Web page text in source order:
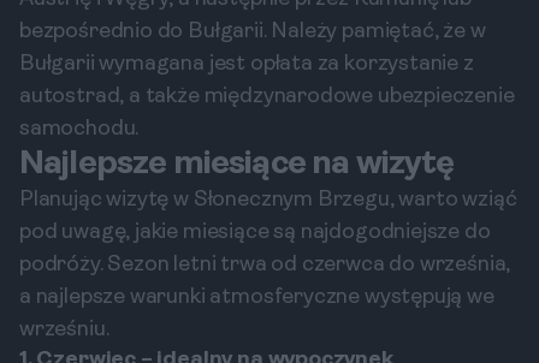
bezpośrednio do Bułgarii. Należy pamiętać, że w
Bułgarii wymagana jest opłata za korzystanie z
autostrad, a także międzynarodowe ubezpieczenie
samochodu.
Najlepsze miesiące na wizytę
Planując wizytę w Słonecznym Brzegu, warto wziąć
pod uwagę, jakie miesiące są najdogodniejsze do
podróży. Sezon letni trwa od czerwca do września,
a najlepsze warunki atmosferyczne występują we
wrześniu.